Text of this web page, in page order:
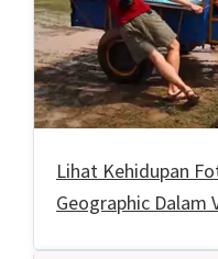
Lihat Kehidupan
Geographic Dalam